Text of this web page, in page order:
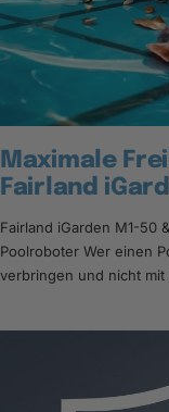
Maximale
Fairland
Fairland iGarden M1-50
Poolroboter Wer einen
verbringen und nicht mit